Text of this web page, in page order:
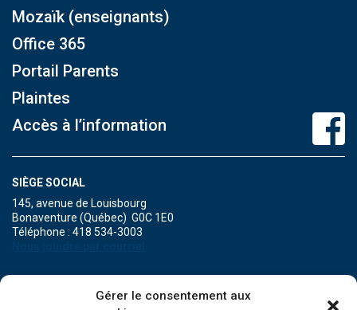
Gérer le consentement aux
Mozaïk (enseignants)
Office 365
Portail Parents
Plaintes
Accès à l’information
SIÈGE SOCIAL
145, avenue de Louisbourg
Bonaventure (Québec) G0C 1E0
Téléphone : 418 534-3003
471A, boulevard Perron